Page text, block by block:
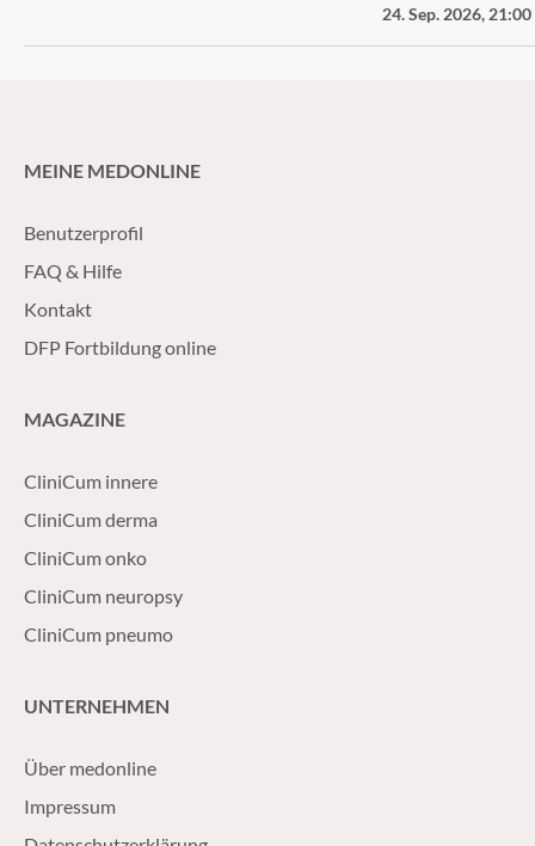
24. Sep. 2026, 21:00
MEINE MEDONLINE
Benutzerprofil
FAQ & Hilfe
Kontakt
DFP Fortbildung online
MAGAZINE
CliniCum innere
CliniCum derma
CliniCum onko
CliniCum neuropsy
CliniCum pneumo
UNTERNEHMEN
Über medonline
Impressum